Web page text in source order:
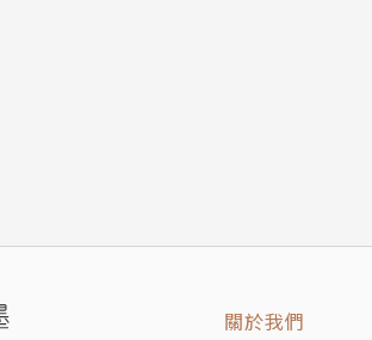
生》（合譯）、《補腦全書》、《巴西
媽媽接掌大旗
計劃
關於我們